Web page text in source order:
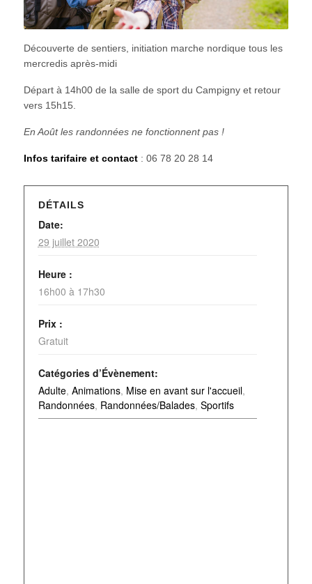
Découverte de sentiers, initiation marche nordique tous les
mercredis après-midi
Départ à 14h00 de la salle de sport du Campigny et retour
vers 15h15.
En Août les randonnées ne fonctionnent pas !
Infos tarifaire et contact: 06 78 20 28 14
DÉTAILS
Date:
29 juillet 2020
Heure :
16h00 à 17h30
Prix :
Gratuit
Catégories d’Évènement:
Adulte, Animations, Mise en avant sur l'accueil,
Randonnées, Randonnées/Balades, Sportifs